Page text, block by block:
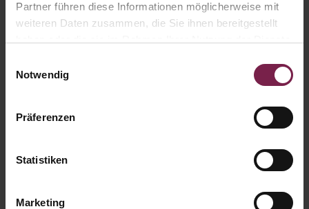
Partner führen diese Informationen möglicherweise mit
weiteren Daten zusammen, die Sie ihnen bereitgestellt
Notwendig
Präferenzen
Statistiken
Marketing